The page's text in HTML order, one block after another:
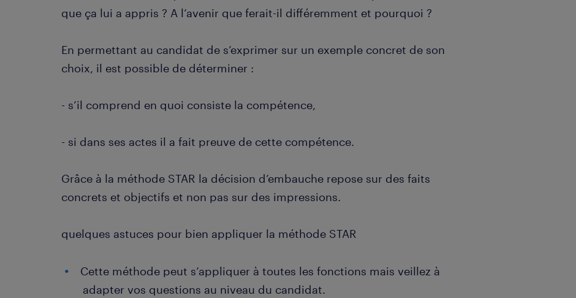
que ça lui a appris ? A l’avenir que ferait-il différemment et pourquoi ?
En permettant au candidat de s’exprimer sur un exemple concret de son
choix, il est possible de déterminer :
- s’il comprend en quoi consiste la compétence,
- si dans ses actes il a fait preuve de cette compétence.
Grâce à la méthode STAR la décision d’embauche repose sur des faits
concrets et objectifs et non pas sur des impressions.
quelques astuces pour bien appliquer la méthode STAR
Cette méthode peut s’appliquer à toutes les fonctions mais veillez à
adapter vos questions au niveau du candidat.